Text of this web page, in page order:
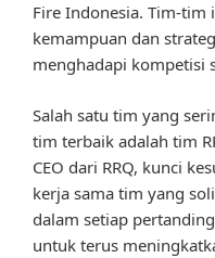
Fire Indonesia. Tim-
kemampuan dan
menghadapi kompetisi
Salah satu tim yang
tim terbaik adalah tim
CEO dari RRQ, kunci
kerja sama tim yang
dalam setiap
untuk terus